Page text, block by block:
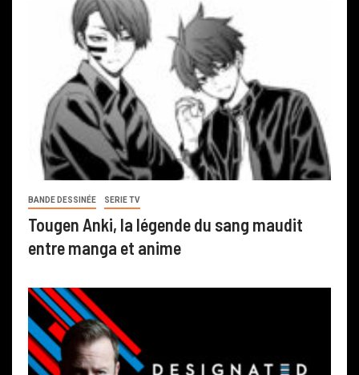
BANDE DESSINÉE SERIE TV
Tougen Anki, la légende du sang maudit
entre manga et anime